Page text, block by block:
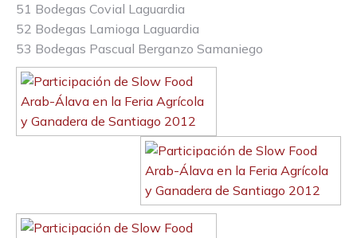
51 Bodegas Covial Laguardia
52 Bodegas Lamioga Laguardia
53 Bodegas Pascual Berganzo Samaniego